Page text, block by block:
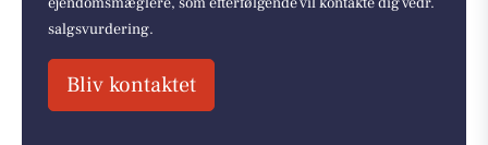
salgsvurdering.
Bliv kontaktet